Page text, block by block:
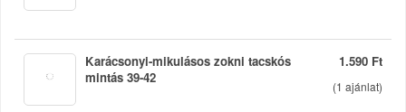
1.590 Ft
(1 ajánlat)
Karácsonyi-mikulásos zokni tacskós
mintás 39-42